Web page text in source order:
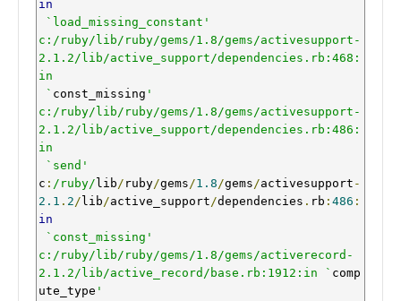
in
`load_missing_constant'
c:/ruby/lib/ruby/gems/1.8/gems/activesupport-
2.1.2/lib/active_support/dependencies.rb:468:
in
` const_missing '
c:/ruby/lib/ruby/gems/1.8/gems/activesupport-
2.1.2/lib/active_support/dependencies.rb:486:
in
`send'
c : /ruby/ lib/ ruby/gems/1.8/gems/activesupport -
2.1 . 2/ lib/active_support/dependencies . rb : 486 :
in
`const_missing'
c:/ruby/lib/ruby/gems/1.8/gems/activerecord-
2.1.2/lib/active_record/base.rb:1912:in ` comp
ute_type '